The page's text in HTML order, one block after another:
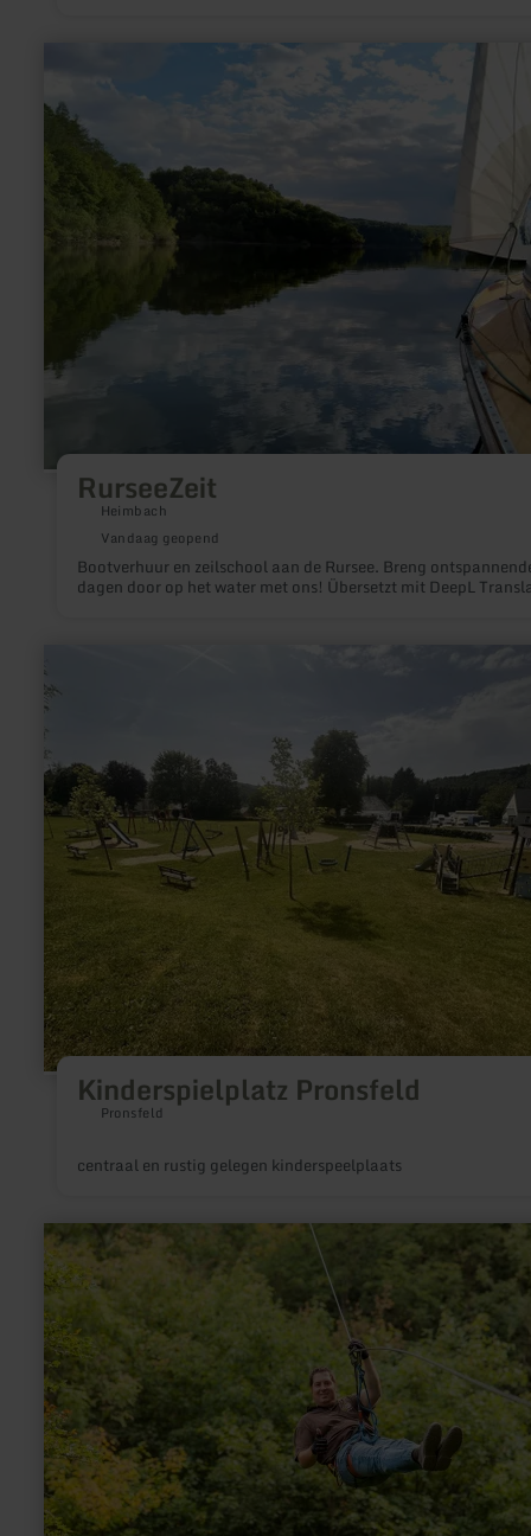
RurseeZeit
Heimbach
Vandaag geopend
Bootverhuur en zeilschool aan de Rursee. Breng
dagen door op het water met ons! Übersetzt mit DeepL
informatie
RurseeZeit
Kinderspielplatz Pronsfeld
Pronsfeld
centraal en rustig gelegen kinderspeelplaats
informatie
over:
Kinderspielplatz
meer
informatie
over:
Freizeitpark
EifelAdventures